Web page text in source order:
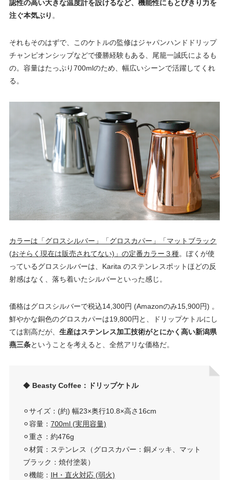
認性の高い大きな温度計を設けるなど、機能性にもとびきり力を
注ぐ本気ぶり 。
それもそのはずで、このケトルの監修はジャパンハンドドリップ
チャンピオンシップなどで優勝経験もある、尾籠一誠氏によるも
の。容量はたっぷり700mlのため、幅広いシーンで活躍してくれ
る。
カラーは「グロスシルバー」「グロスカパー」「マットブラック
(おそらく現在は販売されてない)」の定番カラー３種。ぼくが使
っているグロスシルバーは、Karita のステンレスポットほどの反
射感はなく、落ち着いたシルバーといった感じ。
価格はグロスシルバーで税込14,300円 (Amazonのみ15,900円) 。
鮮やかな銅色のグロスカパーは19,800円と、ドリップケトルにし
ては割高だが、 生産はステンレス加工技術がとにかく高い新潟県
燕三条ということを考えると、全然アリな価格だ。
◆Beasty Coffee：ドリップケトル
⚪︎サイズ：(約) 幅23×奥行10.8×高さ16cm
⚪︎容量： 700ml (実用容量)
⚪︎︎︎重さ：約476g
⚪︎材質：ステンレス（グロスカパー：銅メッキ、マット
ブラック：焼付塗装）
⚪︎機能： IH・直火対応 (弱火)